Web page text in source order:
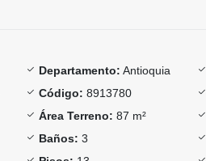
Departamento: Antioquia
Código: 8913780
Área Terreno: 87 m²
Baños: 3